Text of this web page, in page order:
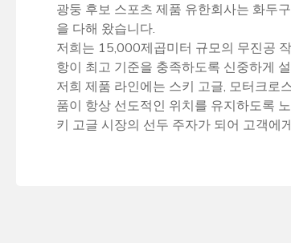
광둥 후보 스포츠 제품 유한회사는 화두
을 다해 왔습니다.
저희는 15,000제곱미터 규모의 무진공
항이 최고 기준을 충족하도록 신중하게
저희 제품 라인에는 스키 고글, 모터크로
품이 항상 선도적인 위치를 유지하도록
키 고글 시장의 선두 주자가 되어 고객에